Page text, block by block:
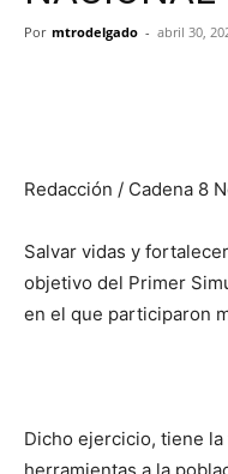
Por mtrodelgado - abril 30,
Redacción / Cadena 8
Salvar vidas y
objetivo del Primer
en el que participaron
Dicho ejercicio, tiene